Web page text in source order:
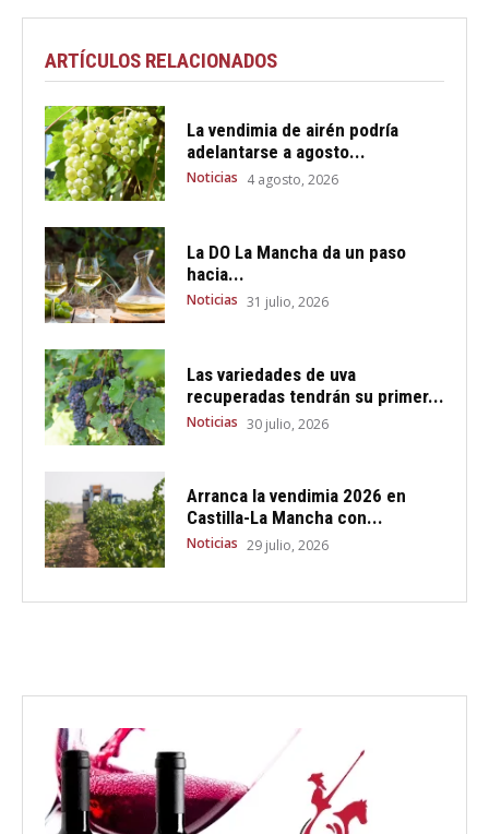
ARTÍCULOS RELACIONADOS
La vendimia de airén podría
adelantarse a agosto...
Noticias 4 agosto, 2026
La DO La Mancha da un paso
hacia...
Noticias 31 julio, 2026
Las variedades de uva
recuperadas tendrán su primer...
Noticias 30 julio, 2026
Arranca la vendimia 2026 en
Castilla-La Mancha con...
Noticias 29 julio, 2026